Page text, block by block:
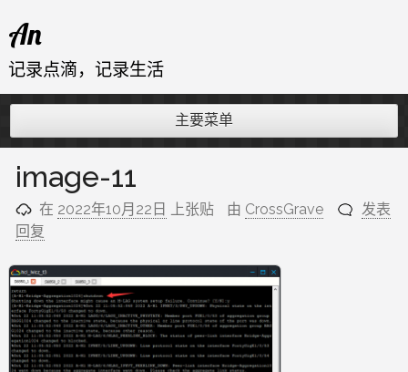
至
内
An
记录点滴，记录生活
主要菜单
image-11
在 2022年10月22日 上张贴 由 CrossGrave
发表
回复